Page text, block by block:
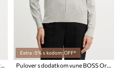
Pulover s dodatkom vune BOSS Orange C_Faghettini
Extra -5% s kodom: OFF*
Pulover s dodatkom vune BOSS Orange C_Finguine